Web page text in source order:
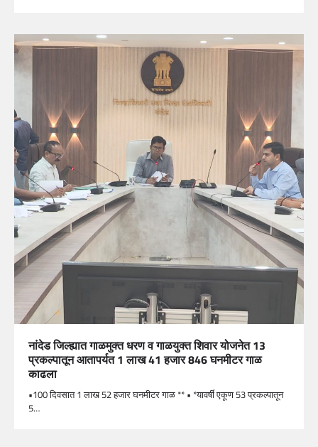
नांदेड जिल्ह्यात गाळमुक्त धरण व गाळयुक्त शिवार योजनेत 13
प्रकल्पातून आतापर्यत 1 लाख 41 हजार 846 घनमीटर गाळ
काढला
•100 दिवसात 1 लाख 52 हजार घनमीटर गाळ ** • *यावर्षी एकूण 53 प्रकल्पातून
5…